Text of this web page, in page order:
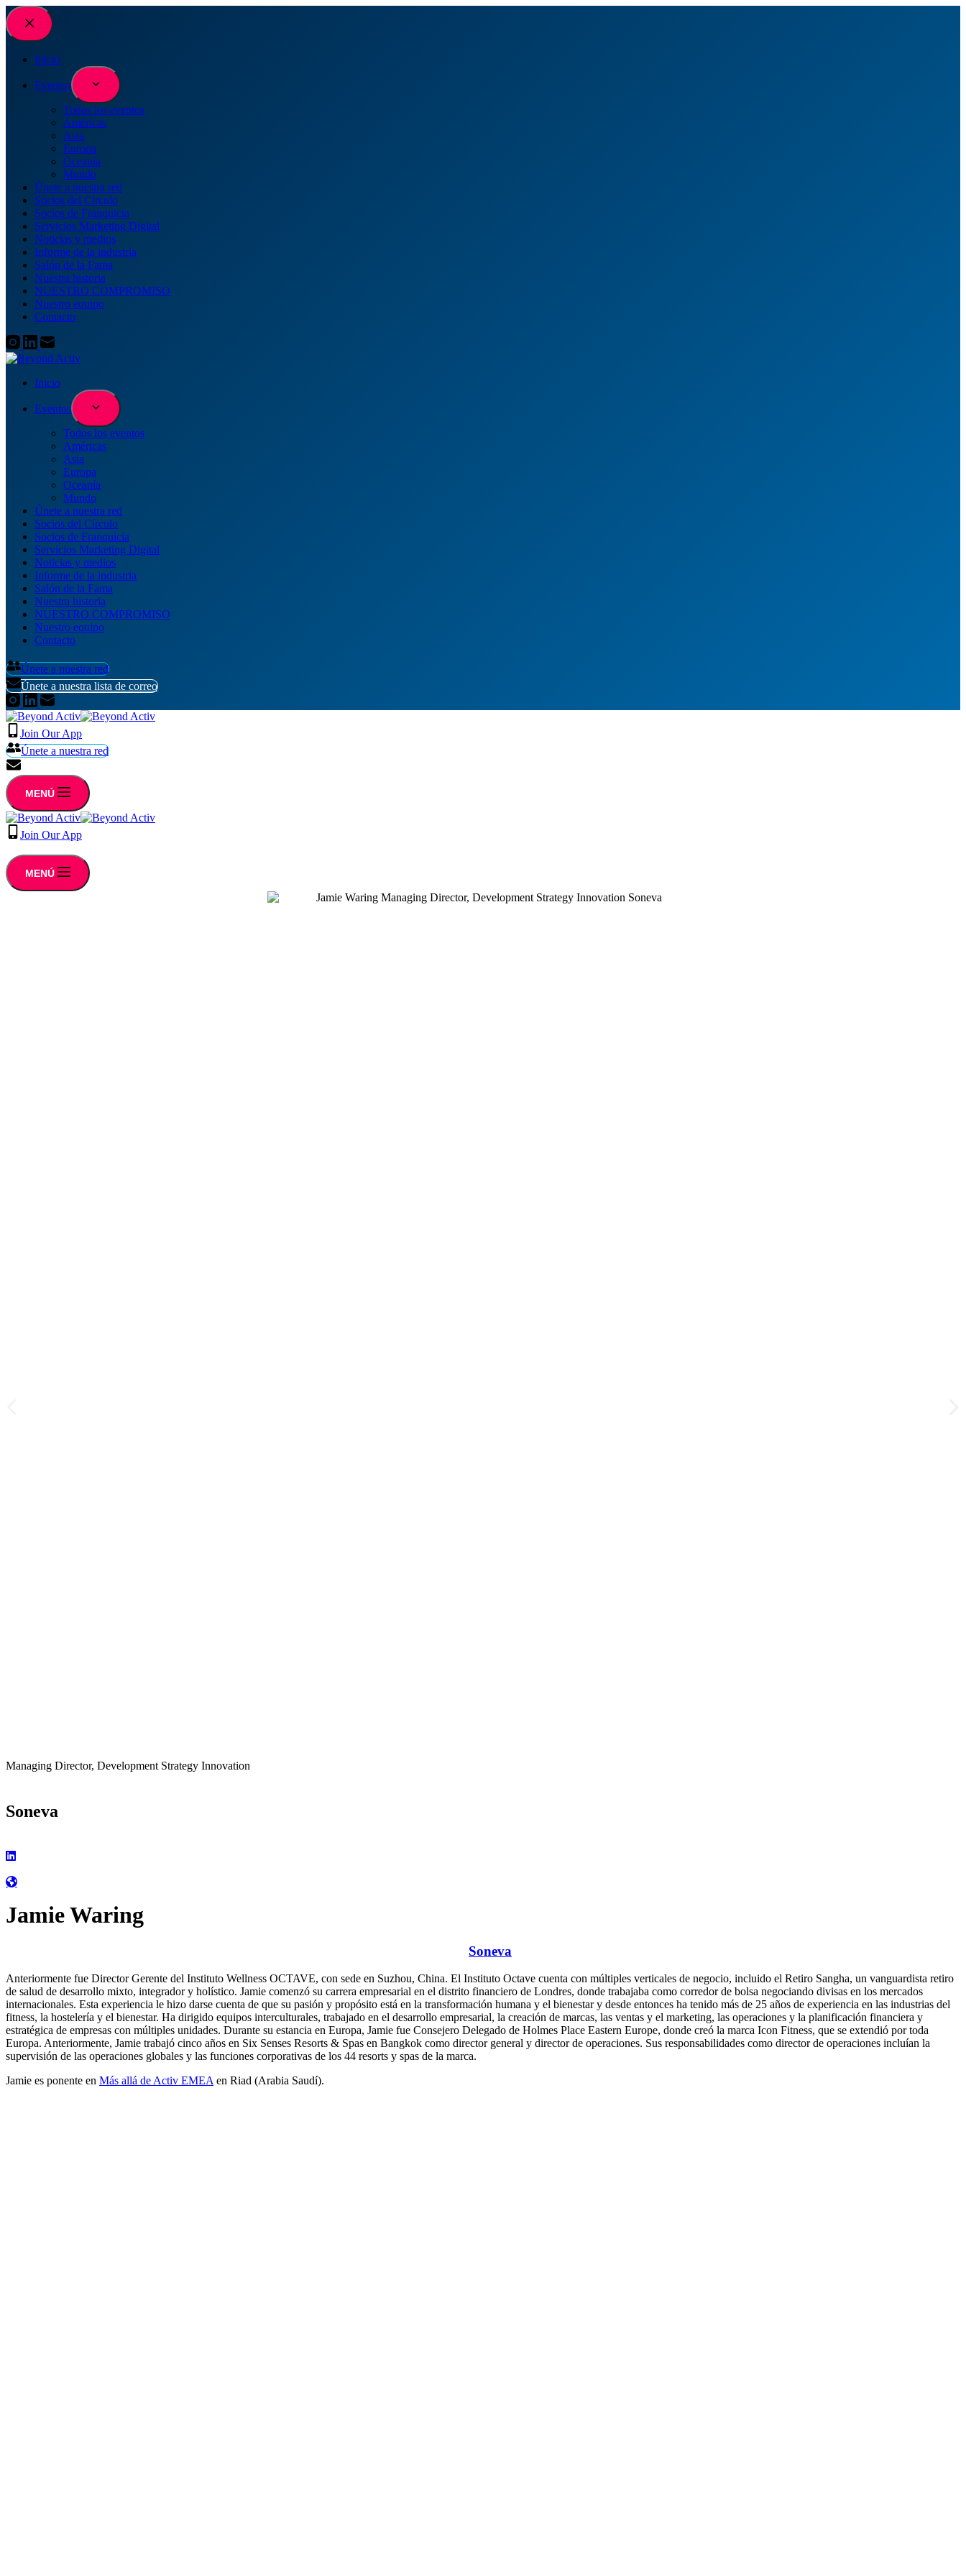
Saltar
al
contenido
Inicio
Eventos
Todos los eventos
Américas
Asia
Europa
Oceanía
Mundo
Únete a nuestra red
Socios del Círculo
Socios de Franquicia
Servicios Marketing Digital
Noticias y medios
Informe de la industria
Salón de la Fama
Nuestra historia
NUESTRO COMPROMISO
Nuestro equipo
Contacto
Inicio
Eventos
Todos los eventos
Américas
Asia
Europa
Oceanía
Mundo
Únete a nuestra red
Socios del Círculo
Socios de Franquicia
Servicios Marketing Digital
Noticias y medios
Informe de la industria
Salón de la Fama
Nuestra historia
NUESTRO COMPROMISO
Nuestro equipo
Contacto
Únete a nuestra red
Únete a nuestra lista de correo
Join Our App
Únete a nuestra red
MENÚ
Join Our App
MENÚ
Managing Director, Development Strategy Innovation
Soneva
Jamie Waring
Soneva
Anteriormente fue Director Gerente del Instituto Wellness OCTAVE, con sede en Suzhou, China. El Instituto Octave cuenta con múltiples verticales de negocio, incluido el Retiro Sangha, un vanguardista retiro
de salud de desarrollo mixto, integrador y holístico. Jamie comenzó su carrera empresarial en el distrito financiero de Londres, donde trabajaba como corredor de bolsa negociando divisas en los mercados
internacionales. Esta experiencia le hizo darse cuenta de que su pasión y propósito está en la transformación humana y el bienestar y desde entonces ha tenido más de 25 años de experiencia en las industrias del
fitness, la hostelería y el bienestar. Ha dirigido equipos interculturales, trabajado en el desarrollo empresarial, la creación de marcas, las ventas y el marketing, las operaciones y la planificación financiera y
estratégica de empresas con múltiples unidades. Durante su estancia en Europa, Jamie fue Consejero Delegado de Holmes Place Eastern Europe, donde creó la marca Icon Fitness, que se extendió por toda
Europa. Anteriormente, Jamie trabajó cinco años en Six Senses Resorts & Spas en Bangkok como director general y director de operaciones. Sus responsabilidades como director de operaciones incluían la
supervisión de las operaciones globales y las funciones corporativas de los 44 resorts y spas de la marca.
Jamie es ponente en Más allá de Activ EMEAen Riad (Arabia Saudí).